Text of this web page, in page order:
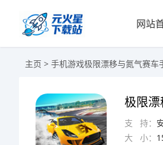
网站
主页 > 手机游戏极限漂移与氮气赛车
极限
支 持：
大 小：